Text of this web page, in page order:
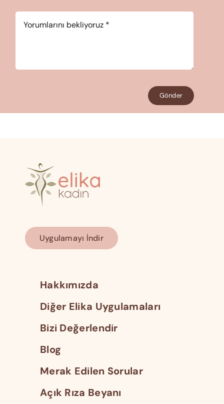
Gönder
Uygulamayı İndir
Hakkımızda
Diğer Elika Uygulamaları
Bizi Değerlendir
Blog
Merak Edilen Sorular
Açık Rıza Beyanı